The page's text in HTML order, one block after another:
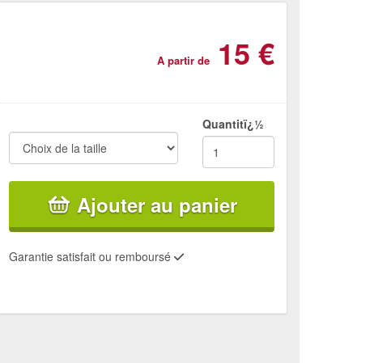
A partir de 15 €
Quantitï¿½
Ajouter au panier
Garantie satisfait ou remboursé